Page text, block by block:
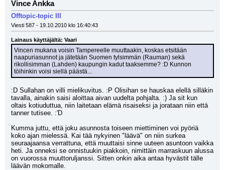
Vince Ankka
Offtopic-topic III
Viesti 587 - 19.10.2010 klo 16:40:43
Lainaus käyttäjältä: Vaari
Vincen mukana voisin Tampereelle muuttaakin, koskas etsitään
naapuriasunnot ja jätetään Suomen tylsimmän (Rauman) sekä
rikollisimman (Lahden) kaupungin kadut taaksemme? :D Kunnon
töihinkin voisi siellä päästä...
:D Sullahan on villi mielikuvitus. :P Olisihan se hauskaa elellä silläkin
tavalla, ainakin saisi aloittaa aivan uudelta pohjalta. :) Ja sit kun
oltais kotiuduttua, niin laitetaan elämä risaiseksi ja jorataan niin että
tanner tutisee. :'D
Kumma juttu, että joku asunnosta toiseen miettiminen voi pyöriä
koko ajan mielessä. Kai tää nykyinen "läävä" on niin surkea
seuraajaansa verrattuna, että muuttaisi sinne uuteen asuntoon vaikka
heti. Ja onneksi se onnistuukin piakkoin, nimittäin marraskuun alussa
on vuorossa muuttoruljanssi. Sitten onkin aika antaa hyvästit tälle
läävän mokomalle.